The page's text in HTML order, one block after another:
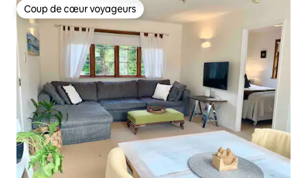
Coup de cœur voyageurs
Coup de cœur voyageurs